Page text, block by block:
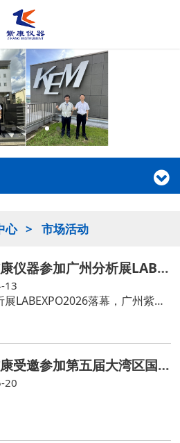
心 > 市场活动
广州紫康仪器参加广州分析展LABEXPO2026
13
广州分析展LABEXPO2026落幕，广州紫康仪器展示了日本京都电子KEM电位滴定仪，卡氏水分仪，密度计，折光仪等理化分析仪器，同时隆重推荐了公司自研产品- -在线自动滴定仪PAT 2000，化工仪器网做了专场直播和采访报道，我们和很多专业观众现场进行了技术交流，演示产品，解答疑问，获得一致好评和鼓励！
广州紫康受邀参加第五届大湾区国际胶粘剂及密封剂展
20